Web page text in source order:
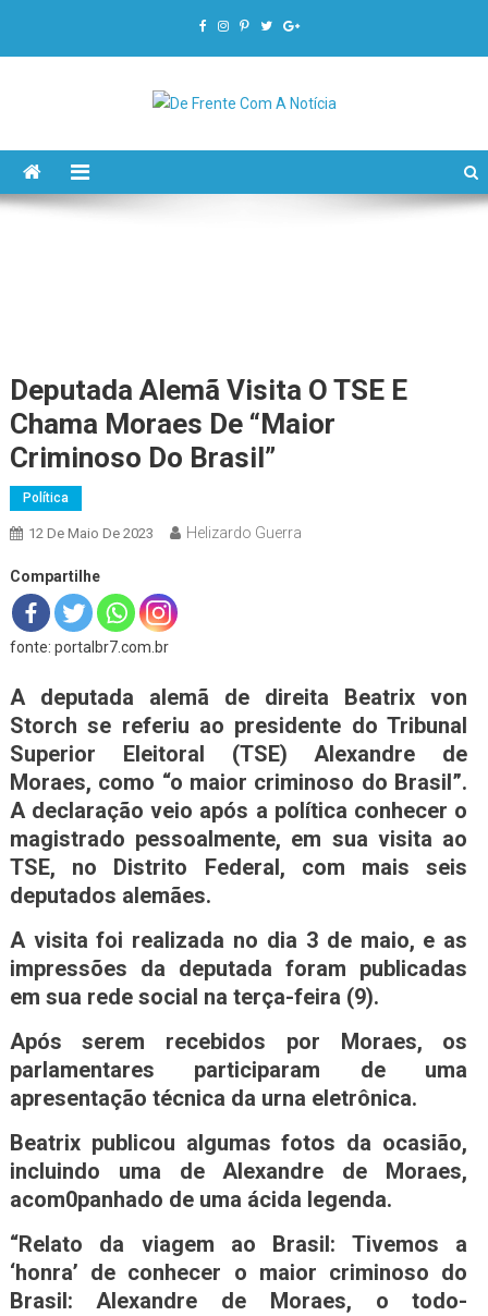
De Frente Com A Notícia
Deputada Alemã Visita O TSE E
Chama Moraes De “maior
Criminoso Do Brasil”
Política
12 De Maio De 2023 Helizardo Guerra
Compartilhe
fonte: portalbr7.com.br
A deputada alemã de direita Beatrix von
Storch se referiu ao presidente do Tribunal
Superior Eleitoral (TSE) Alexandre de
Moraes, como “o maior criminoso do Brasil”.
A declaração veio após a política conhecer o
magistrado pessoalmente, em sua visita ao
TSE, no Distrito Federal, com mais seis
deputados alemães.
A visita foi realizada no dia 3 de maio, e as
impressões da deputada foram publicadas
em sua rede social na terça-feira (9).
Após serem recebidos por Moraes, os
parlamentares participaram de uma
apresentação técnica da urna eletrônica.
Beatrix publicou algumas fotos da ocasião,
incluindo uma de Alexandre de Moraes,
acom0panhado de uma ácida legenda.
“Relato da viagem ao Brasil: Tivemos a
‘honra’ de conhecer o maior criminoso do
Brasil: Alexandre de Moraes, o todo-